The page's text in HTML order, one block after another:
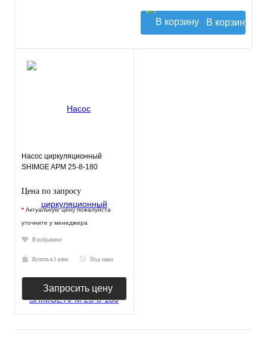
В корзину
Насос циркуляционный
SHIMGE APM 25-8-180
Цена по запросу
* Актуальную цену пожалуйста
уточните у менеджера
В избранное
Купить в 1 клик Под заказ
Запросить цену